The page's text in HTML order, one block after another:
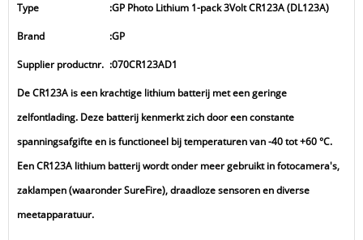
Type :GP Photo Lithium 1-pack 3Volt CR123A (DL123A)
Brand :GP
Supplier productnr. :070CR123AD1
De CR123A is een krachtige lithium batterij met een geringe
zelfontlading. Deze batterij kenmerkt zich door een constante
spanningsafgifte en is functioneel bij temperaturen van -40 tot +60 °C.
Een CR123A lithium batterij wordt onder meer gebruikt in fotocamera's,
zaklampen (waaronder SureFire), draadloze sensoren en diverse
meetapparatuur.